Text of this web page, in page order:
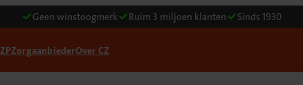
Geen winstoogmerk Ruim 3 miljoen klanten Sinds 1930
ZorgaanbiederOver CZ